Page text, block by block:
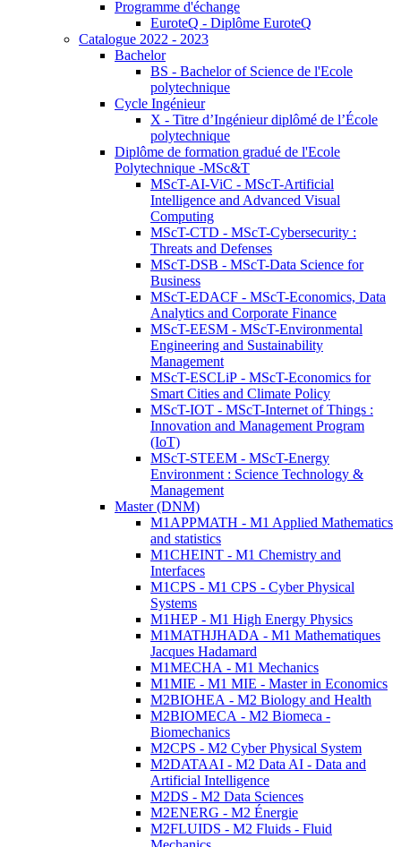
Programme d'échange
EuroteQ - Diplôme EuroteQ
Catalogue 2022 - 2023
Bachelor
BS - Bachelor of Science de l'Ecole
polytechnique
Cycle Ingénieur
X - Titre d’Ingénieur diplômé de l’École
polytechnique
Diplôme de formation gradué de l'Ecole
Polytechnique -MSc&T
MScT-AI-ViC - MScT-Artificial
Intelligence and Advanced Visual
Computing
MScT-CTD - MScT-Cybersecurity :
Threats and Defenses
MScT-DSB - MScT-Data Science for
Business
MScT-EDACF - MScT-Economics, Data
Analytics and Corporate Finance
MScT-EESM - MScT-Environmental
Engineering and Sustainability
Management
MScT-ESCLiP - MScT-Economics for
Smart Cities and Climate Policy
MScT-IOT - MScT-Internet of Things :
Innovation and Management Program
(IoT)
MScT-STEEM - MScT-Energy
Environment : Science Technology &
Management
Master (DNM)
M1APPMATH - M1 Applied Mathematics
and statistics
M1CHEINT - M1 Chemistry and
Interfaces
M1CPS - M1 CPS - Cyber Physical
Systems
M1HEP - M1 High Energy Physics
M1MATHJHADA - M1 Mathematiques
Jacques Hadamard
M1MECHA - M1 Mechanics
M1MIE - M1 MIE - Master in Economics
M2BIOHEA - M2 Biology and Health
M2BIOMECA - M2 Biomeca -
Biomechanics
M2CPS - M2 Cyber Physical System
M2DATAAI - M2 Data AI - Data and
Artificial Intelligence
M2DS - M2 Data Sciences
M2ENERG - M2 Énergie
M2FLUIDS - M2 Fluids - Fluid